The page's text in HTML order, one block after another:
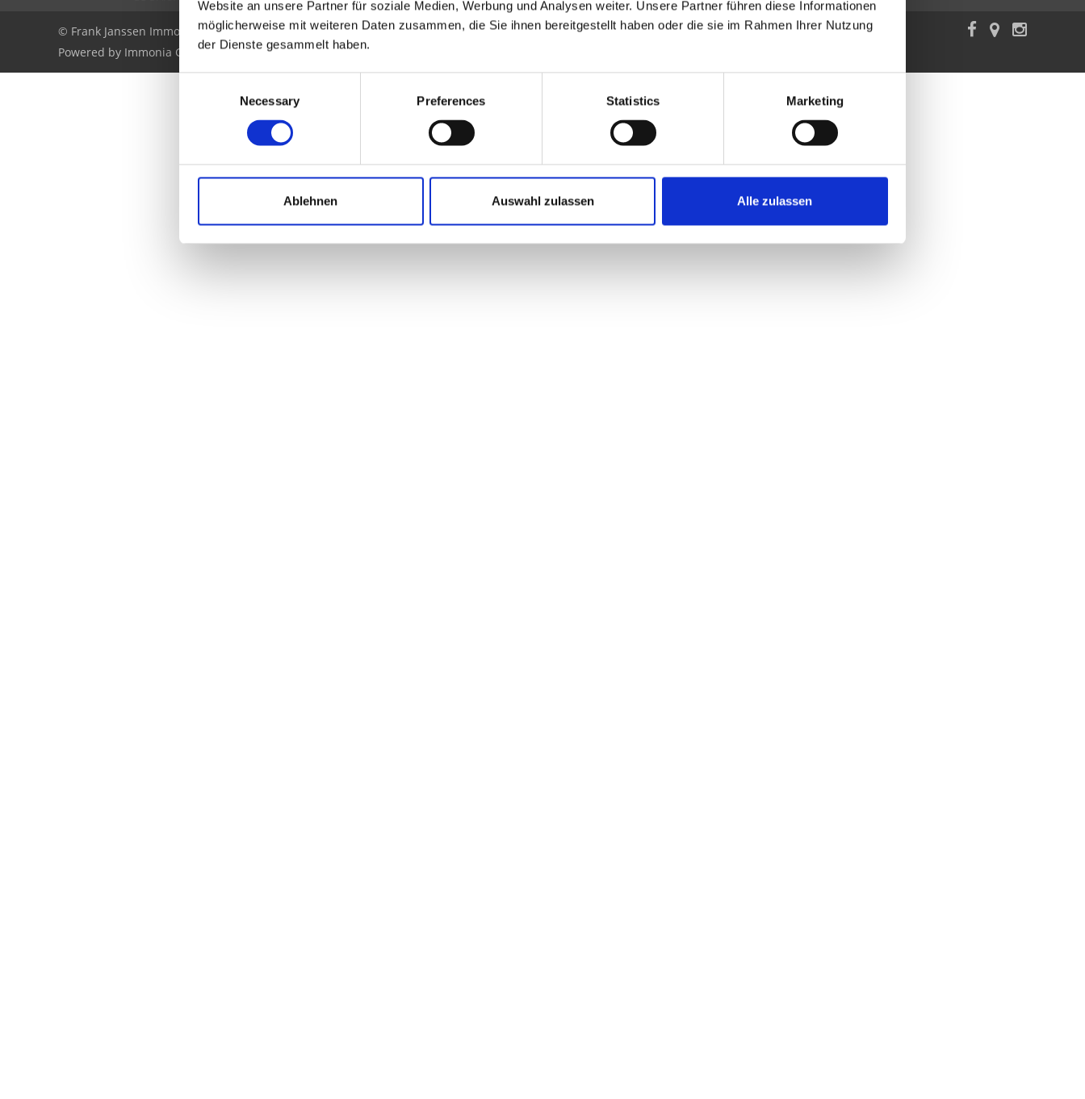
Website an unsere Partner für soziale Medien, Werbung und Analysen weiter. Unsere Partner führen diese Informationen
möglicherweise mit weiteren Daten zusammen, die Sie ihnen bereitgestellt haben oder die sie im Rahmen Ihrer Nutzung
der Dienste gesammelt haben.
Necessary Preferences Statistics Marketing
Ablehnen Auswahl zulassen Alle zulassen
© Frank Janssen Immobilien
Powered by Immonia GmbH
Impressum Datenschutz
Sitemap